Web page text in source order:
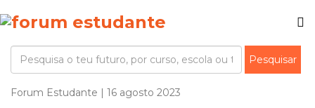
Forum Estudante | 16 agosto 2023